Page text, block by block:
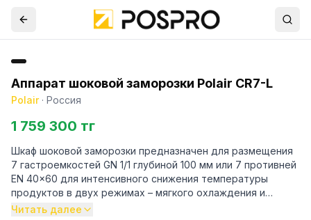
Аппарат шоковой заморозки Polair CR7-L
Polair· Россия
1 759 300 тг
Шкаф шоковой заморозки предназначен для размещения
7 гастроемкостей GN 1/1 глубиной 100 мм или 7 противней
EN 40x60 для интенсивного снижения температуры
продуктов в двух режимах – мягкого охлаждения и
быстрой заморозки. Подходит для супов, соусов,
Читать далее